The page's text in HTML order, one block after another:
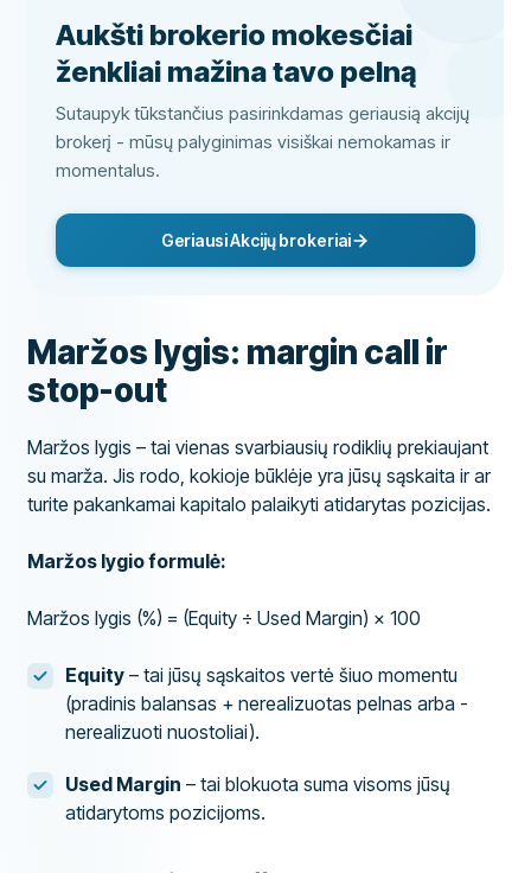
Aukšti brokerio mokesčiai
ženkliai mažina tavo pelną
Sutaupyk tūkstančius pasirinkdamas geriausią akcijų
brokerį - mūsų palyginimas visiškai nemokamas ir
momentalus.
Geriausi Akcijų brokeriai
Maržos lygis: margin call ir
stop-out
Maržos lygis – tai vienas svarbiausių rodiklių prekiaujant
su marža. Jis rodo, kokioje būklėje yra jūsų sąskaita ir ar
turite pakankamai kapitalo palaikyti atidarytas pozicijas.
Maržos lygio formulė:
Maržos lygis (%) = (Equity ÷ Used Margin) × 100
Equity – tai jūsų sąskaitos vertė šiuo momentu
(pradinis balansas + nerealizuotas pelnas arba -
nerealizuoti nuostoliai).
Used Margin – tai blokuota suma visoms jūsų
atidarytoms pozicijoms.